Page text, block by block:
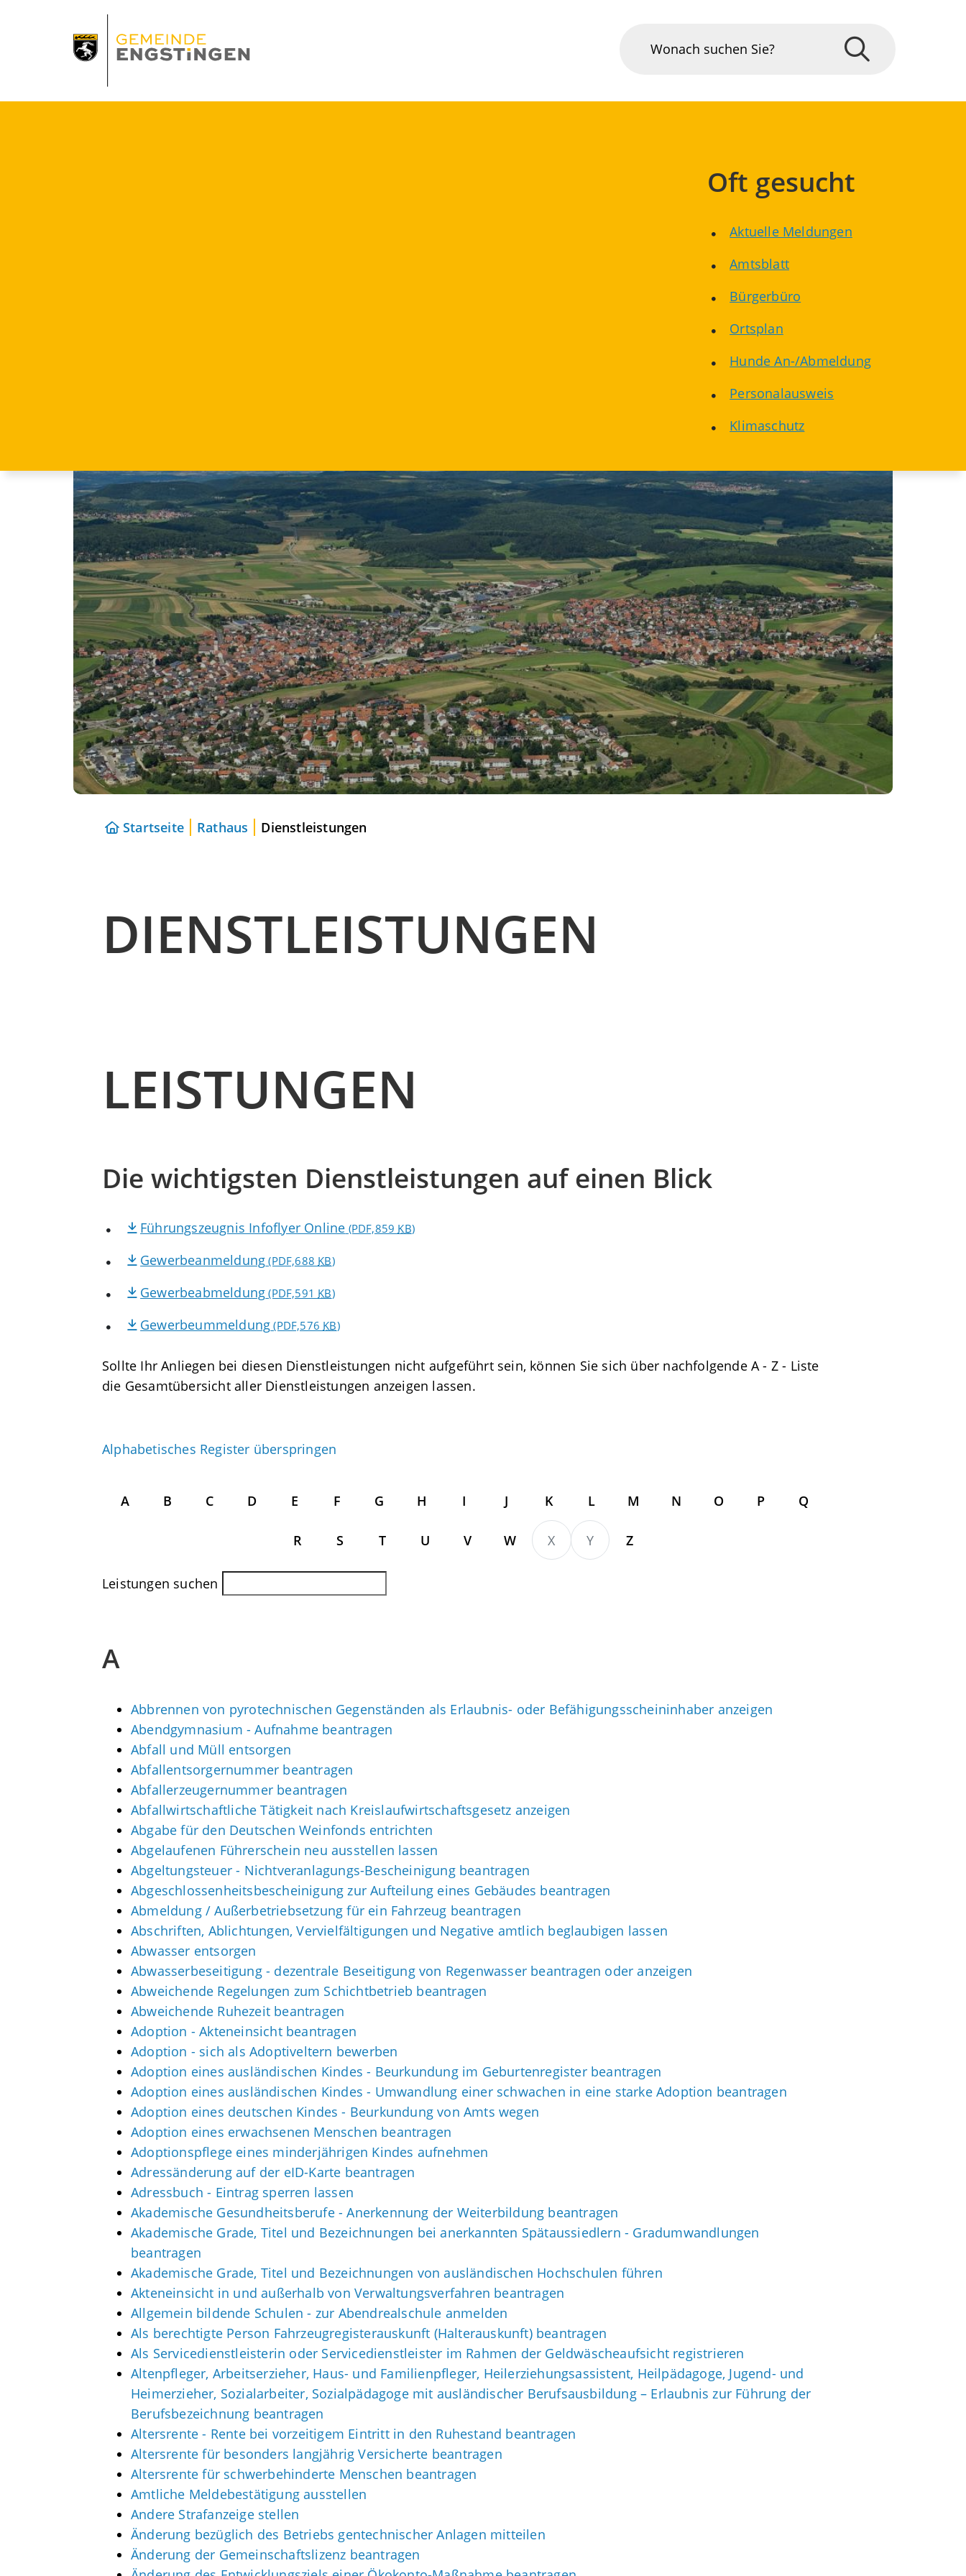
Oft gesucht
Aktuelle Meldungen
Amtsblatt
Bürgerbüro
Ortsplan
Hunde An-/Abmeldung
Personalausweis
Klimaschutz
Startseite Rathaus Dienstleistungen
DIENSTLEISTUNGEN
LEISTUNGEN
Die wichtigsten Dienstleistungen auf einen Blick
Führungszeugnis Infoflyer Online (PDF,859 KB)
Gewerbeanmeldung (PDF,688 KB)
Gewerbeabmeldung (PDF,591 KB)
Gewerbeummeldung (PDF,576 KB)
Sollte Ihr Anliegen bei diesen Dienstleistungen nicht aufgeführt sein, können Sie sich über nachfolgende A - Z - Liste
die Gesamtübersicht aller Dienstleistungen anzeigen lassen.
Alphabetisches Register überspringen
A B C D E F G H I J K L M N O P Q
R S T U V W X Y Z
Leistungen suchen
A
Abbrennen von pyrotechnischen Gegenständen als Erlaubnis- oder Befähigungsscheininhaber anzeigen
Abendgymnasium - Aufnahme beantragen
Abfall und Müll entsorgen
Abfallentsorgernummer beantragen
Abfallerzeugernummer beantragen
Abfallwirtschaftliche Tätigkeit nach Kreislaufwirtschaftsgesetz anzeigen
Abgabe für den Deutschen Weinfonds entrichten
Abgelaufenen Führerschein neu ausstellen lassen
Abgeltungsteuer - Nichtveranlagungs-Bescheinigung beantragen
Abgeschlossenheitsbescheinigung zur Aufteilung eines Gebäudes beantragen
Abmeldung / Außerbetriebsetzung für ein Fahrzeug beantragen
Abschriften, Ablichtungen, Vervielfältigungen und Negative amtlich beglaubigen lassen
Abwasser entsorgen
Abwasserbeseitigung - dezentrale Beseitigung von Regenwasser beantragen oder anzeigen
Abweichende Regelungen zum Schichtbetrieb beantragen
Abweichende Ruhezeit beantragen
Adoption - Akteneinsicht beantragen
Adoption - sich als Adoptiveltern bewerben
Adoption eines ausländischen Kindes - Beurkundung im Geburtenregister beantragen
Adoption eines ausländischen Kindes - Umwandlung einer schwachen in eine starke Adoption beantragen
Adoption eines deutschen Kindes - Beurkundung von Amts wegen
Adoption eines erwachsenen Menschen beantragen
Adoptionspflege eines minderjährigen Kindes aufnehmen
Adressänderung auf der eID-Karte beantragen
Adressbuch - Eintrag sperren lassen
Akademische Gesundheitsberufe - Anerkennung der Weiterbildung beantragen
Akademische Grade, Titel und Bezeichnungen bei anerkannten Spätaussiedlern - Gradumwandlungen
beantragen
Akademische Grade, Titel und Bezeichnungen von ausländischen Hochschulen führen
Akteneinsicht in und außerhalb von Verwaltungsverfahren beantragen
Allgemein bildende Schulen - zur Abendrealschule anmelden
Als berechtigte Person Fahrzeugregisterauskunft (Halterauskunft) beantragen
Als Servicedienstleisterin oder Servicedienstleister im Rahmen der Geldwäscheaufsicht registrieren
Altenpfleger, Arbeitserzieher, Haus- und Familienpfleger, Heilerziehungsassistent, Heilpädagoge, Jugend- und
Heimerzieher, Sozialarbeiter, Sozialpädagoge mit ausländischer Berufsausbildung – Erlaubnis zur Führung der
Berufsbezeichnung beantragen
Altersrente - Rente bei vorzeitigem Eintritt in den Ruhestand beantragen
Altersrente für besonders langjährig Versicherte beantragen
Altersrente für schwerbehinderte Menschen beantragen
Amtliche Meldebestätigung ausstellen
Andere Strafanzeige stellen
Änderung bezüglich des Betriebs gentechnischer Anlagen mitteilen
Änderung der Gemeinschaftslizenz beantragen